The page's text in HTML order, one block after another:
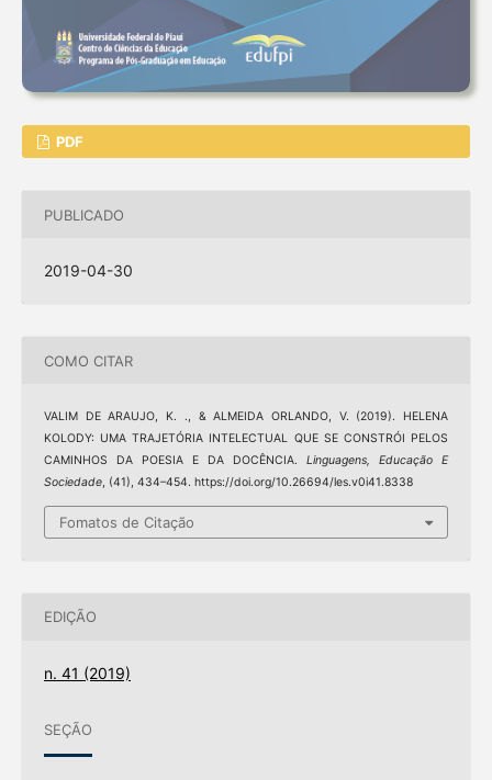
PDF
PUBLICADO
2019-04-30
COMO CITAR
VALIM DE ARAUJO, K. ., & ALMEIDA ORLANDO, V. (2019). HELENA
KOLODY: UMA TRAJETÓRIA INTELECTUAL QUE SE CONSTRÓI PELOS
CAMINHOS DA POESIA E DA DOCÊNCIA.Linguagens, Educação E
Sociedade, (41), 434–454. https://doi.org/10.26694/les.v0i41.8338
Fomatos de Citação
EDIÇÃO
n. 41 (2019)
SEÇÃO